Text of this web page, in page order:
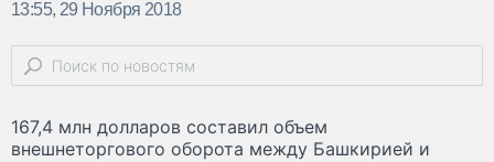
13:55, 29 Ноября 2018
167,4 млн долларов составил объем
внешнеторгового оборота между Башкирией и